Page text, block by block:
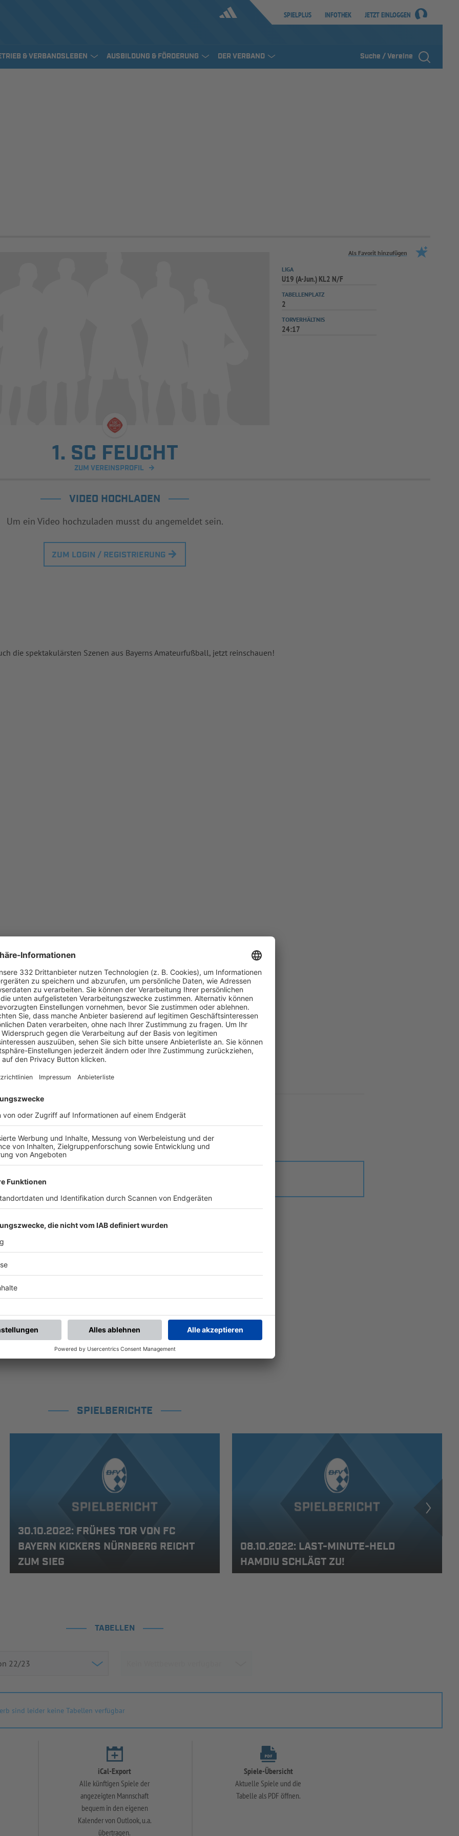
SPIELPLUS INFOTHEK JETZT EINLOGGEN
& VERBANDSLEBEN AUSBILDUNG & FÖRDERUNG DER VERBAND Suche / Vereine
Als Favorit hinzufügen
1. SC FEUCHT
ZUM VEREINSPROFIL
LIGA
U19 (A-Jun.) KL2 N/F
TABELLENPLATZ
2
TORVERHÄLTNIS
24:17
VIDEO HOCHLADEN
Um ein Video hochzuladen musst du angemeldet sein.
ZUM LOGIN / REGISTRIERUNG
die spektakulärsten Szenen aus Bayerns Amateurfußball, jetzt reinschauen!
ALLE NEWS
Spiele Letzte Spiele
SPIELBERICHTE
30.10.2022: FRÜHES TOR VON FC
BAYERN KICKERS NÜRNBERG REICHT
ZUM SIEG
08.10.2022: LAST-MINUTE-HELD
HAMDIU SCHLÄGT ZU!
TABELLEN
sind leider keine Tabellen verfügbar
iCal-Export
Alle künftigen Spiele der
angezeigten Mannschaft
bequem in den eigenen
Kalender von Outlook, u.a.
übertragen.
Spiele-Übersicht
Aktuelle Spiele und die
Tabelle als PDF öffnen.